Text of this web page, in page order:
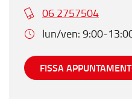
06 2757504
lun/ven: 9:00-
FISSA